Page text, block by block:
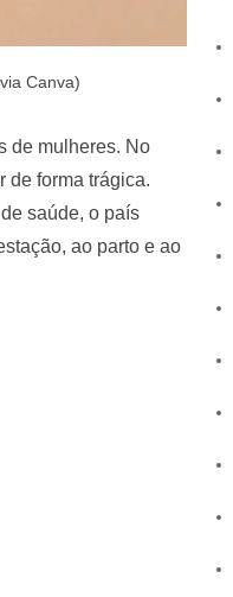
Canva)
de mulheres. No
de forma trágica.
saúde, o país
ao parto e ao